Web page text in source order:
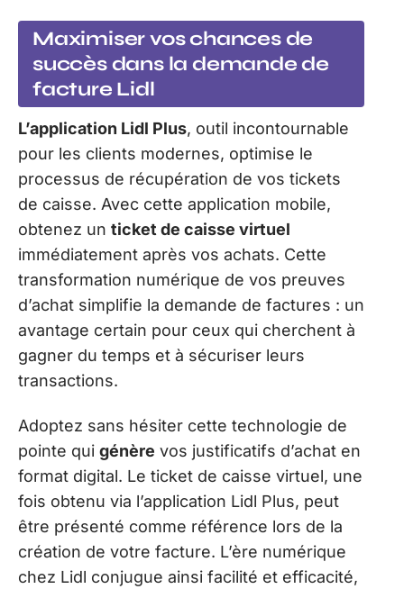
Maximiser vos chances de
succès dans la demande de
facture Lidl
L’application Lidl Plus, outil incontournable
pour les clients modernes, optimise le
processus de récupération de vos tickets
de caisse. Avec cette application mobile,
obtenez un ticket de caisse virtuel
immédiatement après vos achats. Cette
transformation numérique de vos preuves
d’achat simplifie la demande de factures : un
avantage certain pour ceux qui cherchent à
gagner du temps et à sécuriser leurs
transactions.
Adoptez sans hésiter cette technologie de
pointe qui génère vos justificatifs d’achat en
format digital. Le ticket de caisse virtuel, une
fois obtenu via l’application Lidl Plus, peut
être présenté comme référence lors de la
création de votre facture. L’ère numérique
chez Lidl conjugue ainsi facilité et efficacité,